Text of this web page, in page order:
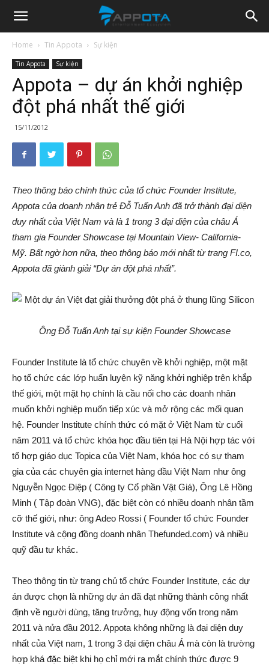
Appota
News
Home Tin Appota Sự kiện
Tin Appota Sự kiện
Appota – dự án khởi nghiệp
đột phá nhất thế giới
15/11/2012
Theo thông báo chính thức của tổ chức Founder Institute,
Appota của doanh nhân trẻ Đỗ Tuấn Anh đã trở thành đại diện
duy nhất của Việt Nam và là 1 trong 3 đại diện của châu Á
tham gia Founder Showcase tại Mountain View- California-
Mỹ. Bất ngờ hơn nữa, theo thông báo mới nhất từ trang FI.co,
Appota đã giành giải “Dự án đột phá nhất”.
Ông Đỗ Tuấn Anh tại sự kiện Founder Showcase
Founder Institute là tổ chức chuyên về khởi nghiệp, một mặt
họ tổ chức các lớp huấn luyện kỹ năng khởi nghiệp trên khắp
thế giới, một mặt họ chính là cầu nối cho các doanh nhân
muốn khởi nghiệp muốn tiếp xúc và mở rộng các mối quan
hệ. Founder Institute chính thức có mặt ở Việt Nam từ cuối
năm 2011 và tổ chức khóa học đầu tiên tại Hà Nội hợp tác với
tổ hợp giáo dục Topica của Việt Nam, khóa học có sự tham
gia của các chuyên gia internet hàng đầu Việt Nam như ông
Nguyễn Ngọc Điệp ( Công ty Cổ phần Vật Giá), Ông Lê Hồng
Minh ( Tập đoàn VNG), đặc biệt còn có nhiều doanh nhân tầm
cỡ thế giới, như: ông Adeo Rossi ( Founder tổ chức Founder
Institute và cộng đồng doanh nhân Thefunded.com) và nhiều
quỹ đầu tư khác.
Theo thông tin từ trang chủ tổ chức Founder Institute, các dự
án được chọn là những dự án đã đạt những thành công nhất
định về người dùng, tăng trưởng, huy động vốn trong năm
2011 và nửa đầu 2012. Appota không những là đại diện duy
nhất của Việt nam, 1 trong 3 đại diện châu Á mà còn là trường
hợp khá đặc biệt khi họ chỉ mới ra mắt chính thức được 9